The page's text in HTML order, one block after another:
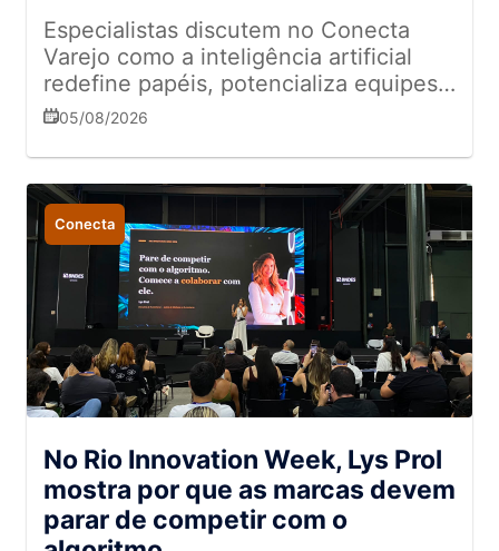
Especialistas discutem no Conecta
Varejo como a inteligência artificial
redefine papéis, potencializa equipes
de campo e transforma a gestão de
05/08/2026
Conecta
No Rio Innovation Week, Lys Prol
mostra por que as marcas devem
parar de competir com o